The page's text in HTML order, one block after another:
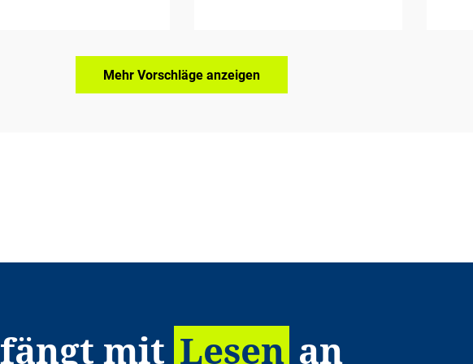
Mehr Vorschläge anzeigen
mit Lesen an